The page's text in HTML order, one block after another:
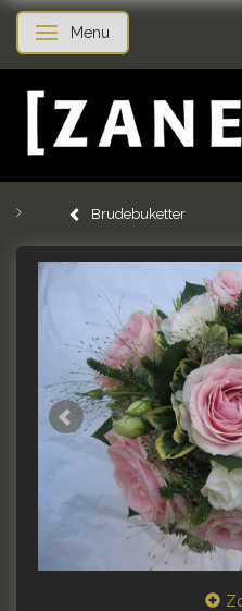
Skifte navigation
Menu
Brudebuketter